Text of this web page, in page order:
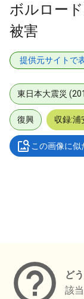
ボルロード
被害
提供元サイトで
東日本大震災
復興 収録:浦
この画像に似
ど
該